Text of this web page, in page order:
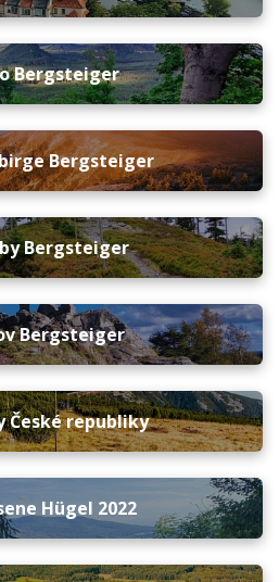
Bergsteiger
Bergsteiger
Bergsteiger
Bergsteiger
České republiky
Hügel 2022